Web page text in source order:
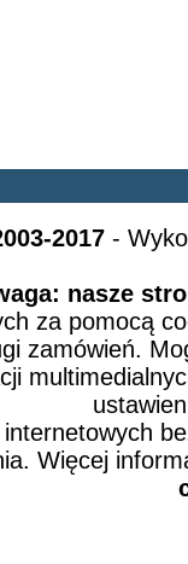
2017-
nasze
za pomocą
zamówień.
Więcej